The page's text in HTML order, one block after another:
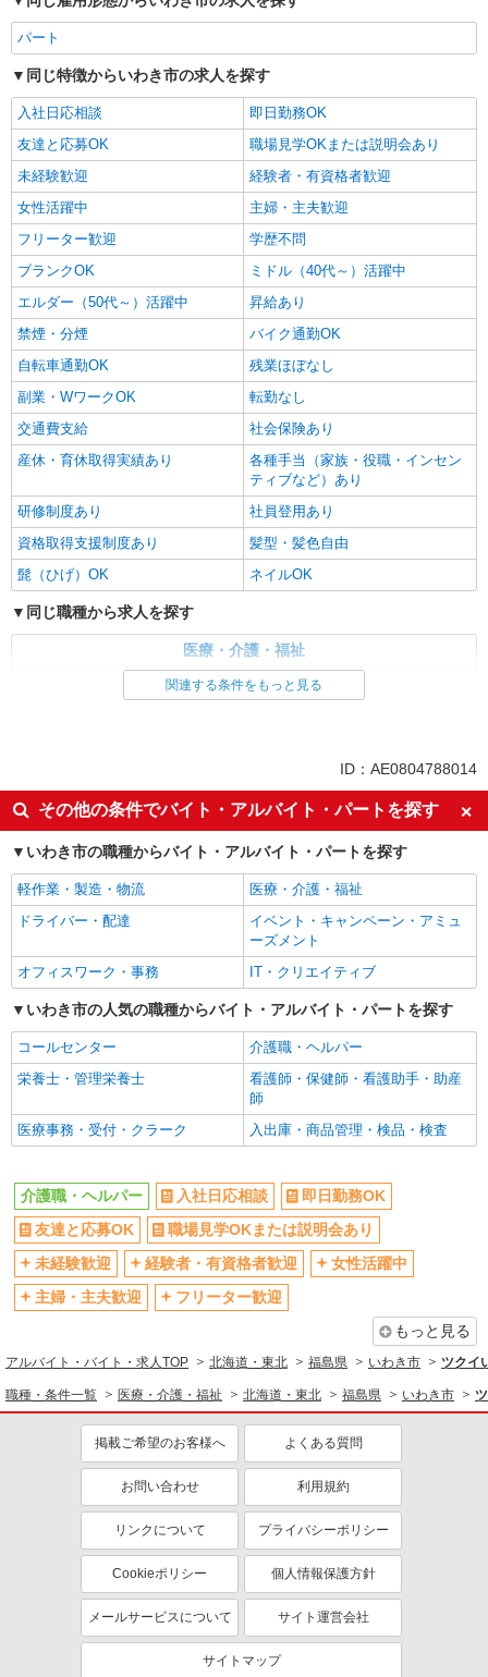
時給1350円〜2062円 ＜日払い有/週払い有/交
通費全支給(ガソリン代含む)＞
いわき市 ≪最寄駅≫いわき駅
詳細を見る
パート
同じ特徴からいわき市の求人を探す
入社日応相談
即日勤務OK
友達と応募OK
職場見学OKまたは説明会あり
未経験歓迎
経験者・有資格者歓迎
女性活躍中
主婦・主夫歓迎
フリーター歓迎
学歴不問
ブランクOK
ミドル（40代～）活躍中
エルダー（50代～）活躍中
昇給あり
禁煙・分煙
バイク通勤OK
自転車通勤OK
残業ほぼなし
副業・WワークOK
転勤なし
交通費支給
社会保険あり
産休・育休取得実績あり
各種手当（家族・役職・インセン
ティブなど）あり
研修制度あり
社員登用あり
資格取得支援制度あり
髪型・髪色自由
髭（ひげ）OK
ネイルOK
同じ職種から求人を探す
医療・介護・福祉
副業・WワークOK
交通費支給
社会保険あり
産休・育休取得実績あり
社員登用あり
関連する条件をもっと見る
ID：AE0804788014
その他の条件でバイト・アルバイト・パートを探す
いわき市の職種からバイト・アルバイト・パートを探す
軽作業・製造・物流
医療・介護・福祉
ドライバー・配達
イベント・キャンペーン・アミュ
ーズメント
オフィスワーク・事務
IT・クリエイティブ
いわき市の人気の職種からバイト・アルバイト・パートを探す
コールセンター
介護職・ヘルパー
栄養士・管理栄養士
看護師・保健師・看護助手・助産
師
医療事務・受付・クラーク
入出庫・商品管理・検品・検査
介護職・ヘルパー 入社日応相談
即日勤務OK
友達と応募OK
職場見学OKまたは説明会あり
未経験歓迎
経験者・有資格者歓迎
女性活躍中
主婦・主夫歓迎
フリーター歓迎
もっと見る
アルバイト・バイト・求人TOP 北海道・東北 福島県 いわき市 ツクイ
職種・条件一覧 医療・介護・福祉 北海道・東北 福島県 いわき市
掲載ご希望のお客様へ よくある質問
お問い合わせ 利用規約
リンクについて プライバシーポリシー
Cookieポリシー 個人情報保護方針
メールサービスについて サイト運営会社
サイトマップ